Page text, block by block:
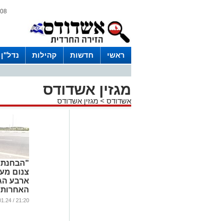
08 אוגוסט 2026 / 06:05
ראשי חדשות קהילות נדל"ן
מגזין אשדודס
אשדודס > מגזין אשדודס
צנום
ארבע
שנה
21:20 / 17.01.24